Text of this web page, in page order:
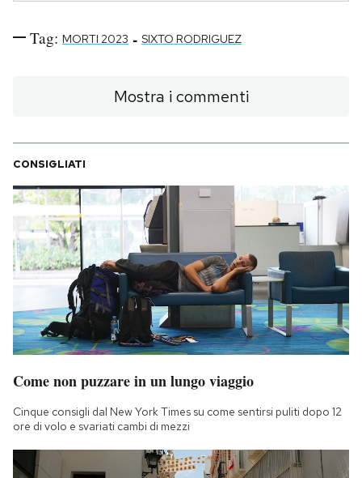
Tag: MORTI 2023 - SIXTO RODRIGUEZ
Mostra i commenti
CONSIGLIATI
Come non puzzare in un lungo viaggio
Cinque consigli dal New York Times su come sentirsi puliti dopo 12
ore di volo e svariati cambi di mezzi